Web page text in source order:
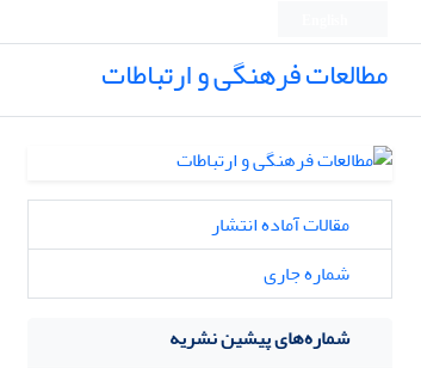
مطالعات فرهنگی و ارتباطات
مقالات آماده انتشار
شماره جاری
شماره‌های پیشین نشریه